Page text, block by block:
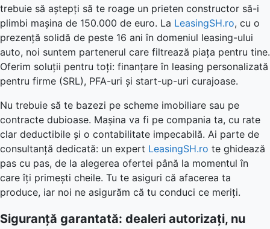
trebuie să aștepți să te roage un prieten constructor să-i
plimbi mașina de 150.000 de euro. La LeasingSH.ro, cu o
prezență solidă de peste 16 ani în domeniul leasing-ului
auto, noi suntem partenerul care filtrează piața pentru tine.
Oferim soluții pentru toți: finanțare în leasing personalizată
pentru firme (SRL), PFA-uri și start-up-uri curajoase.
Nu trebuie să te bazezi pe scheme imobiliare sau pe
contracte dubioase. Mașina va fi pe compania ta, cu rate
clar deductibile și o contabilitate impecabilă. Ai parte de
consultanță dedicată: un expert LeasingSH.ro te ghidează
pas cu pas, de la alegerea ofertei până la momentul în
care îți primești cheile. Tu te asiguri că afacerea ta
produce, iar noi ne asigurăm că tu conduci ce meriți.
Siguranță garantată: dealeri autorizați, nu